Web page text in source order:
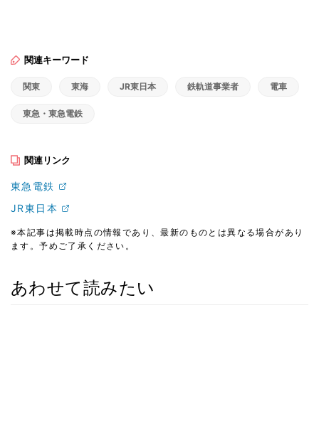
関連キーワード
関東 東海 JR東日本 鉄軌道事業者 電車
東急・東急電鉄
関連リンク
東急電鉄
JR東日本
※本記事は掲載時点の情報であり、最新のものとは異なる場合があり
ます。予めご了承ください。
あわせて読みたい